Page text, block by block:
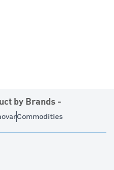
by Brands -
Commodities